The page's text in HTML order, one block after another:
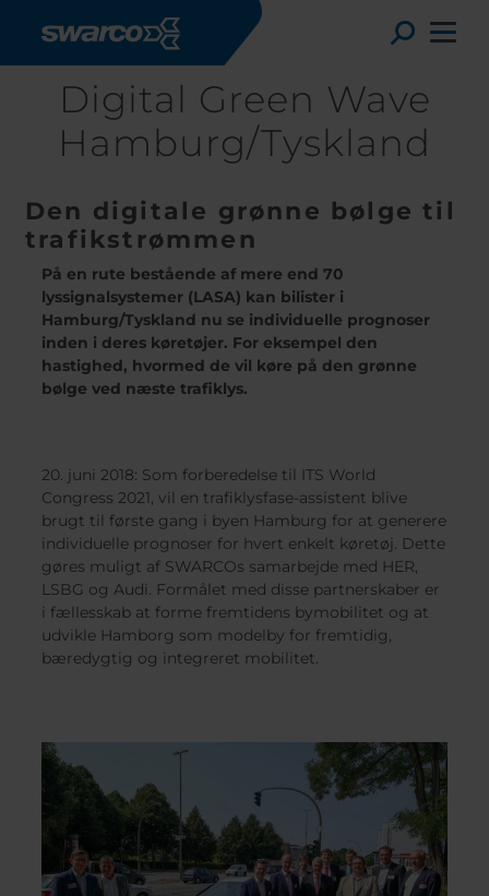
Toggle
Čeština
Español
Choose your country:
Belgium
Bulgaria
Chile
Czech Republic
Finland
France
Germany
Greece
Iceland
Italy
Jamaica
Latvia
Moldavia
Turkey
Ukraine
United States of
America
Other Europe
Digital Green Wave
Hamburg/Tyskland
Den digitale grønne bølge til
trafikstrømmen
På en rute bestående af mere end 70
lyssignalsystemer (LASA) kan bilister i
Hamburg/Tyskland nu se individuelle prognoser
inden i deres køretøjer. For eksempel den
hastighed, hvormed de vil køre på den grønne
bølge ved næste trafiklys.
20. juni 2018: Som forberedelse til ITS World
Congress 2021, vil en trafiklysfase-assistent blive
brugt til første gang i byen Hamburg for at generere
individuelle prognoser for hvert enkelt køretøj. Dette
gøres muligt af SWARCOs samarbejde med HER,
LSBG og Audi. Formålet med disse partnerskaber er
i fællesskab at forme fremtidens bymobilitet og at
udvikle Hamborg som modelby for fremtidig,
bæredygtig og integreret mobilitet.